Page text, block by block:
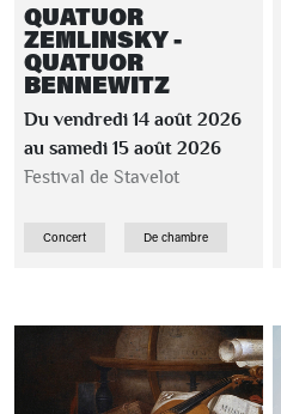
QUATUOR
ZEMLINSKY -
QUATUOR
BENNEWITZ
Du vendredi 14 août 2026
au samedi 15 août 2026
Festival de Stavelot
Concert De chambre